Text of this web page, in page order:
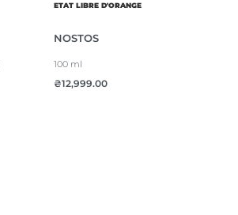
ETAT LIBRE D'ORANGE
NOSTOS
100 ml
₴12,999.00